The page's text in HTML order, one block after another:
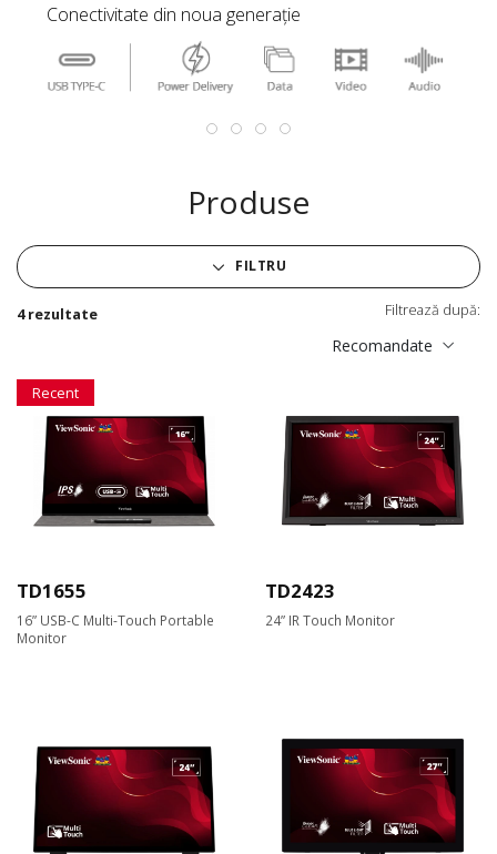
Conectivitate din noua generație
Produse
FILTRU
4 rezultate Filtrează după:
Recomandate
Recent
TD1655
16” USB-C Multi-Touch Portable
Monitor
TD2423
24” IR Touch Monitor